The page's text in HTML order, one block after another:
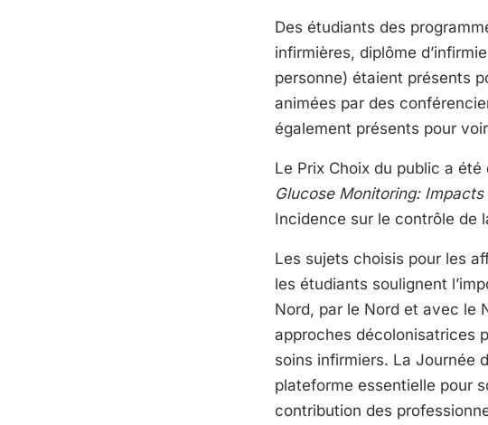
Des étudiants des
infirmières, diplôme
personne) étaient présents
animées par des
également présents pour
Le Prix Choix du public a
Glucose Monitoring:
Incidence sur le contrôle de
Les sujets choisis pour les
les étudiants soulignent
Nord, par le Nord et avec le
approches décolonisatrices
soins infirmiers. La Journée
plateforme essentielle pour
contribution des